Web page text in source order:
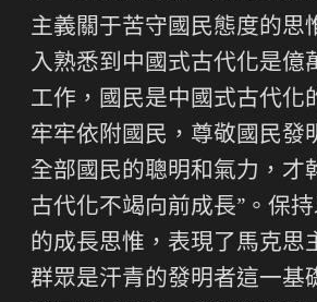
主義關于苦守國民態度的思
入熟悉到中國式古代化是億
工作，國民是中國式古代化
牢牢依附國民，尊敬國民發
全部國民的聰明和氣力，才
古代化不竭向前成長”。保
的成長思惟，表現了馬克思
群眾是汗青的發明者這一基